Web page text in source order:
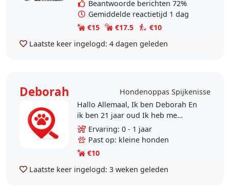
Beantwoorde berichten 72%
Gemiddelde reactietijd 1 dag
€15
€17.5
€10
Laatste keer ingelogd: 4 dagen geleden
Deborah
Hondenoppas Spijkenisse
Hallo Allemaal, Ik ben Deborah En
ik ben 21 jaar oud Ik heb me
aangemeld als hondenoppas
omdat ik het heel erg leuk vind om
lekker met en hond te..
Ervaring: 0 - 1 jaar
Past op: kleine honden
€10
Laatste keer ingelogd: 3 weken geleden